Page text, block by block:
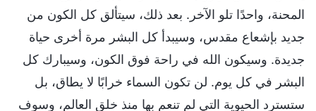
المحنة، واحدًا تلو الآخر. بعد ذلك، سيتألق كل الكون من
جديد بإشعاع مقدس، وسيبدأ كل البشر مرة أخرى حياة
جديدة. وسيكون الله في راحة فوق الكون، وسيبارك كل
البشر في كل يوم. لن تكون السماء خرابًا لا يطاق، بل
ستسترد الحيوية التي لم تنعم بها منذ خلق العالم، وسوف